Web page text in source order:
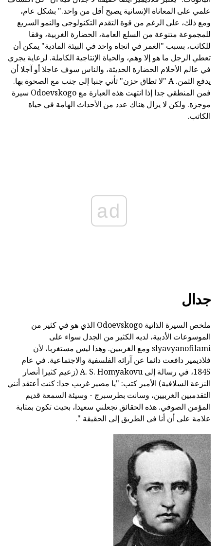
علمي على المعاناة الإنسانية يصبح أقل من واحد." بشكل عام،
ومع ذلك، على الرغم من قوة التقدم التكنولوجي والنمو السريع
للمجموعة متنوعة من السلع العامة، الحضارة الغربية، وفقا
للكاتب، بسبب "الغمر في اتجاه واحد في البيئة المادية" يمكن أن
تعطي الرجل ما هو إلا وهم، والحياة الإنتاجية الكاملة. لرعاية يجري
في عالم الأحلام الحضارة الحديثة، والناس سوف عاجلا أو آجلا أن
يدفع الثمن. A "لا تطاق حزن" تأتي جنبا إلى جنب مع الصحوة بها.
فمن المنطقي جدا إذا انتهت هذه العبارة مع Odoevskogo سيرة
موجزة. ولكن لا يزال هناك عدد من الأحداث الهامة في حياة
الكاتب.
ad
جدال
ملخص السيرة الذاتية Odoevskogo الذي هو في كثير من
الموسوعات الأدبية، لديه الكثير من الجدل سواء على
slyavyanofilami ومع الغربيين. وهذا ليس مستغربا، لأن
فلاديمير دافعت دائما عن آرائه الفلسفية والاجتماعية. في عام
1845، في رسالة إلى A. S. Homyakovu (زعيم كثيرا أنصار
النزعة السلافية) الأمير كتب: "يا مصير غريب جدا: كنت أعتقد أنني
التقدميين الغربيين، وسانت بطرسبرج - وسيئة السمعة قديم
المؤمن الصوفي. هذه الحقائق تجعلني سعيدا، بحيث تكون بمثابة
علامة على أن أنا في الطريق إلى الحقيقة ".